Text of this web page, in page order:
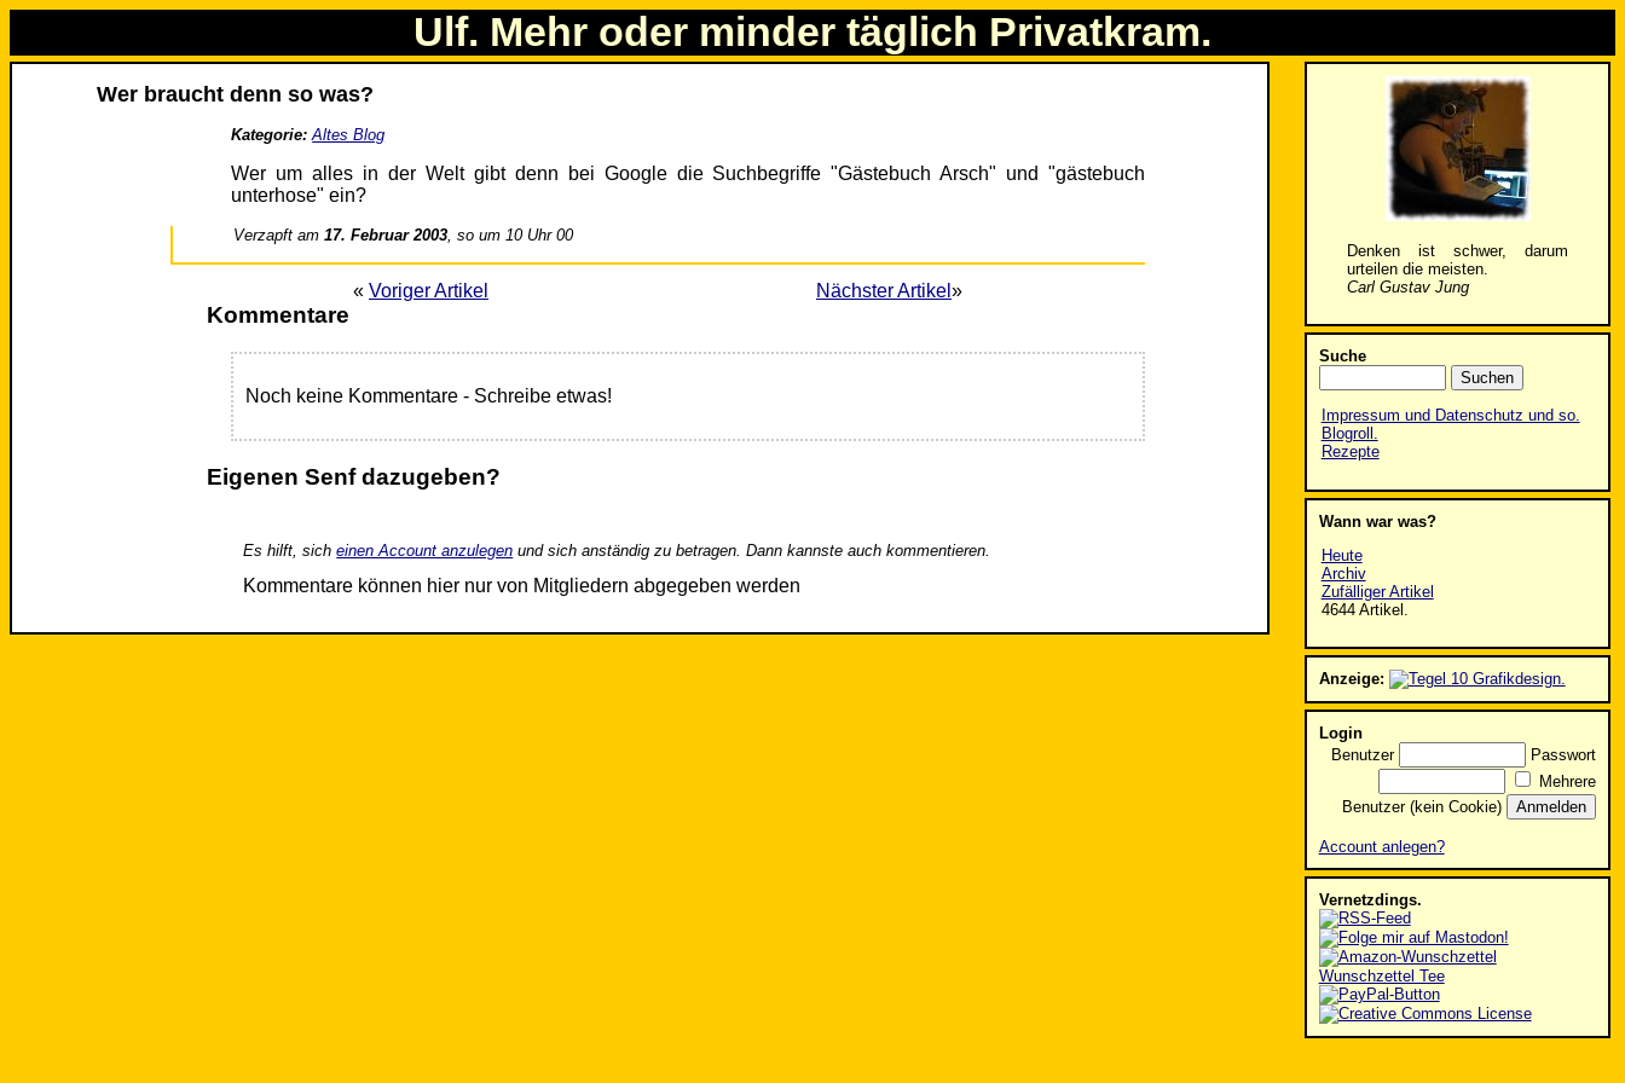
Ulf. Mehr oder minder täglich Privatkram.
Wer braucht denn so was?
Kategorie: Altes Blog
Wer um alles in der Welt gibt denn bei Google die Suchbegriffe "Gästebuch Arsch" und "gästebuch
unterhose" ein?
Verzapft am17. Februar 2003, so um 10 Uhr 00
« Voriger Artikel Nächster Artikel »
Kommentare
Noch keine Kommentare - Schreibe etwas!
Eigenen Senf dazugeben?
Es hilft, sicheinen Account anzulegen und sich anständig zu betragen. Dann kannste auch kommentieren.
Kommentare können hier nur von Mitgliedern abgegeben werden
Denken ist schwer, darum
urteilen die meisten.
Carl Gustav Jung
Suche
Impressum und Datenschutz und so.
Blogroll.
Rezepte
Wann war was?
Heute
Archiv
Zufälliger Artikel
4644 Artikel.
Anzeige:
Login
Benutzer
Passwort
Mehrere
Benutzer (kein Cookie)
Account anlegen?
Vernetzdings.
Wunschzettel Tee